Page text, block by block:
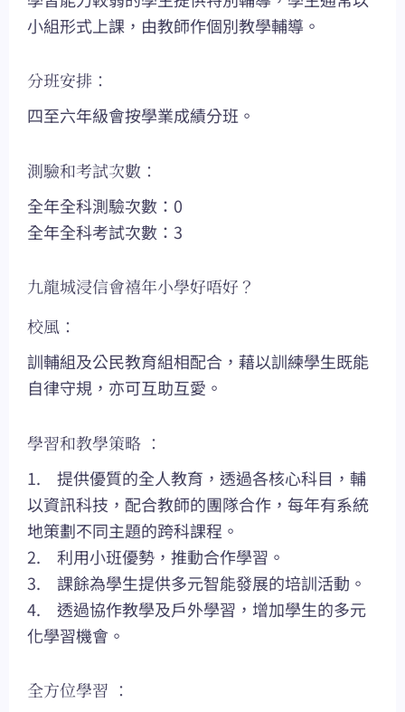
小組形式上課，由教師作個別教學輔導。
分班安排：
四至六年級會按學業成績分班。
測驗和考試次數：
全年全科測驗次數：0
全年全科考試次數：3
九龍城浸信會禧年小學好唔好？
校風：
訓輔組及公民教育組相配合，藉以訓練學生既能
自律守規，亦可互助互愛。
學習和教學策略 ：
1. 提供優質的全人教育，透過各核心科目，輔
以資訊科技，配合教師的團隊合作，每年有系統
地策劃不同主題的跨科課程。
2. 利用小班優勢，推動合作學習。
3. 課餘為學生提供多元智能發展的培訓活動。
4. 透過協作教學及戶外學習，增加學生的多元
化學習機會。
全方位學習 ：